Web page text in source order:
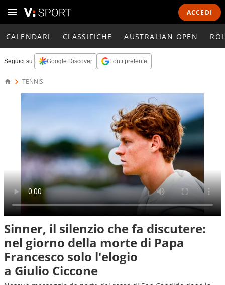
ACCEDI
CALENDARI CLASSIFICHE AUSTRALIAN OPEN
Seguici su: Google Discover Fonti preferite
TENNIS
Sinner, il silenzio che fa discutere:
nel giorno della morte di Papa
Francesco solo l'elogio
a Giulio Ciccone